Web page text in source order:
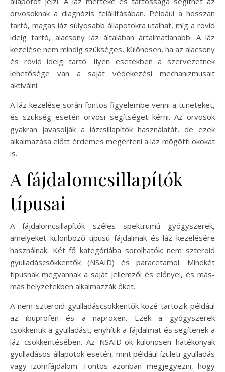
orvosoknak a diagnózis felállításában. Például a hosszan
tartó, magas láz súlyosabb állapotokra utalhat, míg a rövid
ideig tartó, alacsony láz általában ártalmatlanabb. A láz
kezelése nem mindig szükséges, különösen, ha az alacsony
és rövid ideig tartó. Ilyen esetekben a szervezetnek
lehetősége van a saját védekezési mechanizmusait
aktiválni.
A láz kezelése során fontos figyelembe venni a tüneteket,
és szükség esetén orvosi segítséget kérni. Az orvosok
gyakran javasolják a lázcsillapítók használatát, de ezek
alkalmazása előtt érdemes megérteni a láz mögötti okokat
is.
A fájdalomcsillapítók
típusai
A fájdalomcsillapítók széles spektrumú gyógyszerek,
amelyeket különböző típusú fájdalmak és láz kezelésére
használnak. Két fő kategóriába sorolhatók: nem szteroid
gyulladáscsökkentők (NSAID) és paracetamol. Mindkét
típusnak megvannak a saját jellemzői és előnyei, és más-
más helyzetekben alkalmazzák őket.
A nem szteroid gyulladáscsökkentők közé tartozik például
az ibuprofen és a naproxen. Ezek a gyógyszerek
csökkentik a gyulladást, enyhítik a fájdalmat és segítenek a
láz csökkentésében. Az NSAID-ok különösen hatékonyak
gyulladásos állapotok esetén, mint például ízületi gyulladás
vagy izomfájdalom. Fontos azonban megjegyezni, hogy